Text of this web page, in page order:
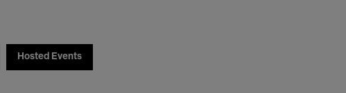
Hosted Events